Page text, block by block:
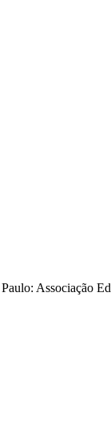
Associação